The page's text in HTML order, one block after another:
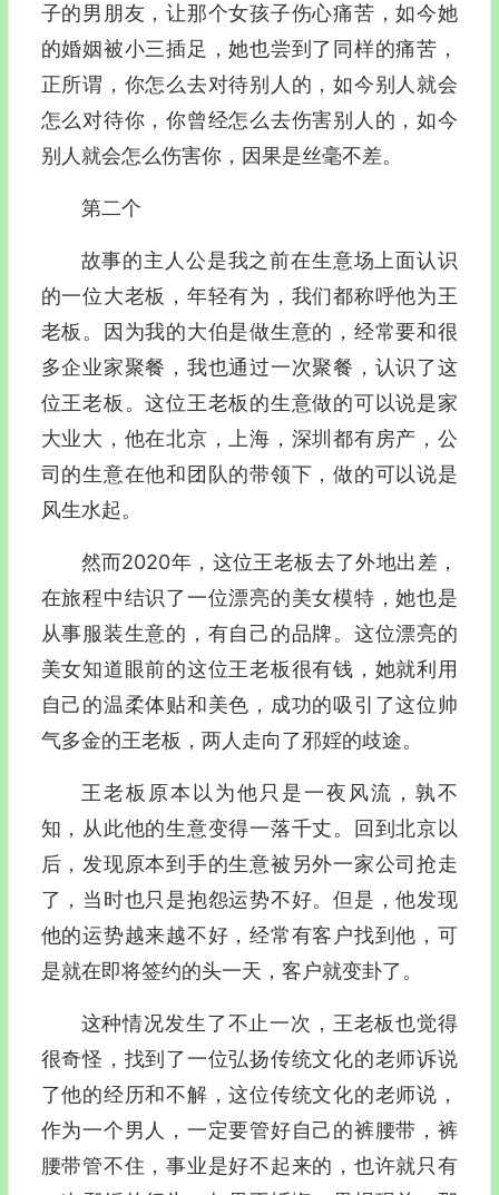
子的男朋友，让那个女孩子伤心痛苦，如今她
的婚姻被小三插足，她也尝到了同样的痛苦，
正所谓，你怎么去对待别人的，如今别人就会
怎么对待你，你曾经怎么去伤害别人的，如今
别人就会怎么伤害你，因果是丝毫不差。
第二个
故事的主人公是我之前在生意场上面认识
的一位大老板，年轻有为，我们都称呼他为王
老板。因为我的大伯是做生意的，经常要和很
多企业家聚餐，我也通过一次聚餐，认识了这
位王老板。这位王老板的生意做的可以说是家
大业大，他在北京，上海，深圳都有房产，公
司的生意在他和团队的带领下，做的可以说是
风生水起。
然而2020年，这位王老板去了外地出差，
在旅程中结识了一位漂亮的美女模特，她也是
从事服装生意的，有自己的品牌。这位漂亮的
美女知道眼前的这位王老板很有钱，她就利用
自己的温柔体贴和美色，成功的吸引了这位帅
气多金的王老板，两人走向了邪婬的歧途。
王老板原本以为他只是一夜风流，孰不
知，从此他的生意变得一落千丈。回到北京以
后，发现原本到手的生意被另外一家公司抢走
了，当时也只是抱怨运势不好。但是，他发现
他的运势越来越不好，经常有客户找到他，可
是就在即将签约的头一天，客户就变卦了。
这种情况发生了不止一次，王老板也觉得
很奇怪，找到了一位弘扬传统文化的老师诉说
了他的经历和不解，这位传统文化的老师说，
作为一个男人，一定要管好自己的裤腰带，裤
腰带管不住，事业是好不起来的，也许就只有